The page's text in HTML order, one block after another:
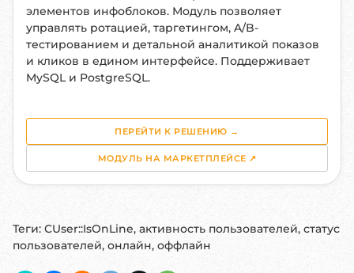
элементов инфоблоков. Модуль позволяет
управлять ротацией, таргетингом, A/B-
тестированием и детальной аналитикой показов
и кликов в едином интерфейсе. Поддерживает
MySQL и PostgreSQL.
ПЕРЕЙТИ К РЕШЕНИЮ →
МОДУЛЬ НА МАРКЕТПЛЕЙСЕ ↗
Теги: CUser::IsOnLine, активность пользователей, статус
пользователей, онлайн, оффлайн